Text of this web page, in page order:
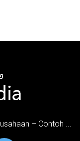
– Contoh ...